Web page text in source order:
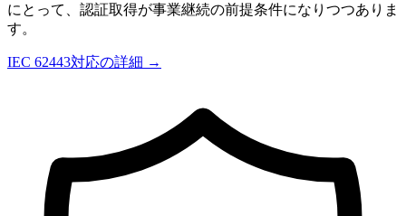
にとって、認証取得が事業継続の前提条件になりつつありま
す。
IEC 62443対応の詳細 →